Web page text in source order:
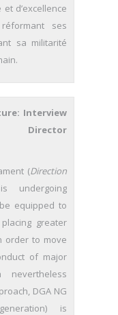
d’excellence
ses
sa militarité
Interview
(Direction
undergoing
equipped to
greater
order to move
of major
nevertheless
DGA NG
is